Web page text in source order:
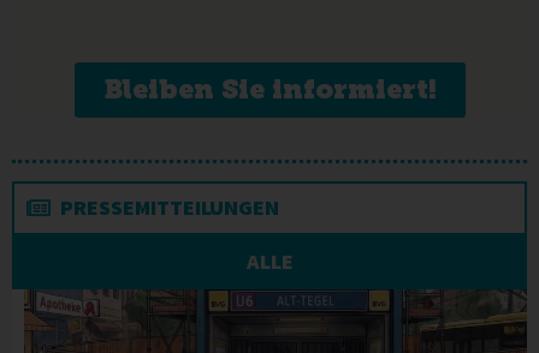
Bleiben Sie informiert!
PRESSEMITTEILUNGEN
ALLE